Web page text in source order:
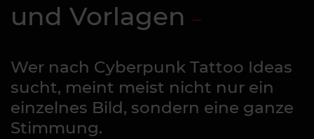
und Vorlagen
Wer nach Cyberpunk Tattoo Ideas
sucht, meint meist nicht nur ein
einzelnes Bild, sondern eine ganze
Stimmung.